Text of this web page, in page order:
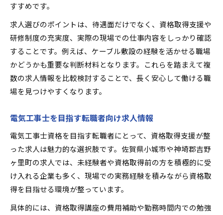
すすめです。
求人選びのポイントは、待遇面だけでなく、資格取得支援や
研修制度の充実度、実際の現場での仕事内容をしっかり確認
することです。例えば、ケーブル敷設の経験を活かせる職場
かどうかも重要な判断材料となります。これらを踏まえて複
数の求人情報を比較検討することで、長く安心して働ける職
場を見つけやすくなります。
電気工事士を目指す転職者向け求人情報
電気工事士資格を目指す転職者にとって、資格取得支援が整
った求人は魅力的な選択肢です。佐賀県小城市や神埼郡吉野
ヶ里町の求人では、未経験者や資格取得前の方を積極的に受
け入れる企業も多く、現場での実務経験を積みながら資格取
得を目指せる環境が整っています。
具体的には、資格取得講座の費用補助や勤務時間内での勉強